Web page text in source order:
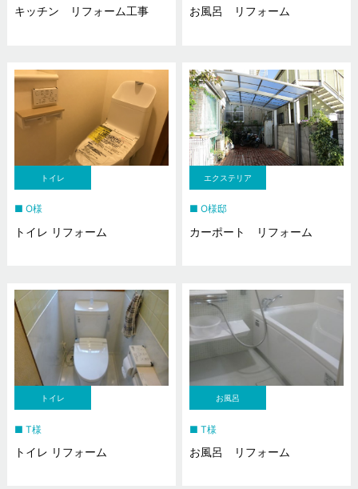
キッチン リフォーム工事 お風呂 リフォーム
トイレ
O様
トイレ リフォーム
エクステリア
O様邸
カーポート リフォーム
トイレ
T様
トイレ リフォーム
お風呂
T様
お風呂 リフォーム